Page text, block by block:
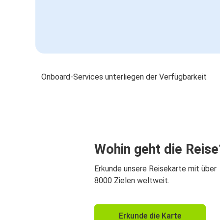
Onboard-Services unterliegen der Verfügbarkeit
Wohin geht die
Erkunde unsere Reisekarte mit über
8000 Zielen weltweit.
Erkunde die Karte